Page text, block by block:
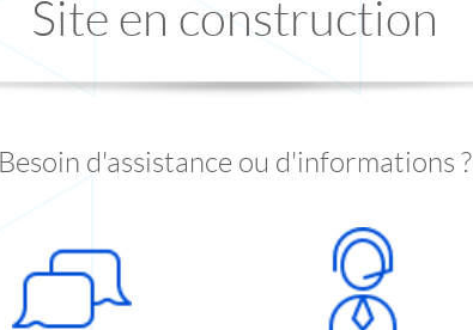
Site en construction
Besoin d'assistance ou d'informations ?